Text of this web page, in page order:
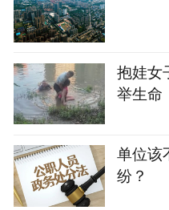
抱娃女子坠河 “睡
举生命
单位该
纷？